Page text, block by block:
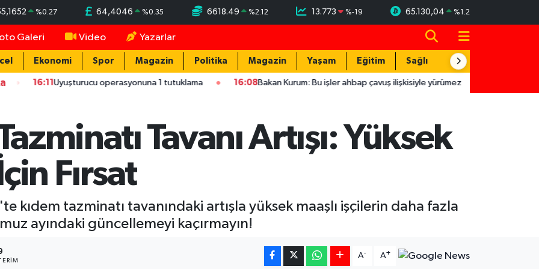
%0.27 64,4046 %0.35 6618.49 %2.12 13.773 %-19 65.130,04 %1.2
Galeri Video Yazarlar
Ekonomi Spor Magazin Politika Magazin Yaşam Eğitim Sağlık Teknoloji
Uyuşturucu operasyonuna 1 tutuklama 16:08 Bakan Kurum: Bu işler ahbap çavuş ilişkisiyle yürümez 16:07
Tavanı Artışı: Yüksek
Fırsat
kıdem tazminatı tavanındaki artışla yüksek maaşlı işçilerin daha fazla
ayındaki güncellemeyi kaçırmayın!
A- A+